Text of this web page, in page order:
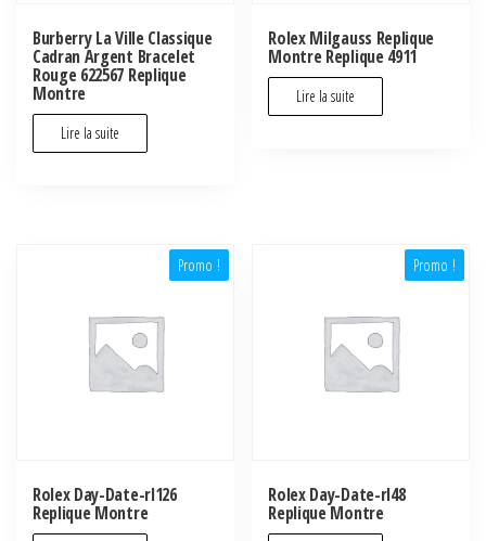
Burberry La Ville Classique
Cadran Argent Bracelet
Rouge 622567 Replique
Montre
Lire la suite
Rolex Milgauss Replique
Montre Replique 4911
Lire la suite
Promo !
Rolex Day-Date-rl126
Replique Montre
Promo !
Rolex Day-Date-rl48
Replique Montre